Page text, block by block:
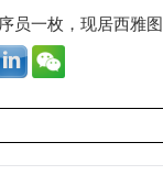
员一枚，现居西雅图